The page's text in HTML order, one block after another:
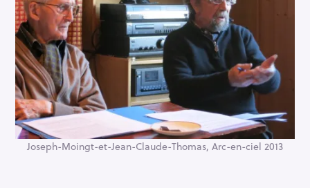
Joseph-Moingt-et-Jean-Claude-Thomas, Arc-en-ciel 2013